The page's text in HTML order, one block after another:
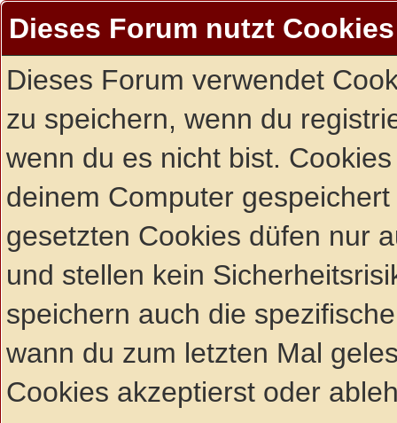
Dieses Forum nutzt Cookies
Dieses Forum verwendet
zu speichern, wenn du
wenn du es nicht bist.
deinem Computer
gesetzten Cookies düfen nur
und stellen kein
speichern auch die
wann du zum letzten Mal
Cookies akzeptierst oder